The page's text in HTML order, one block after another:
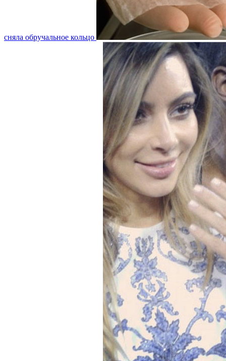
сняла обручальное кольцо